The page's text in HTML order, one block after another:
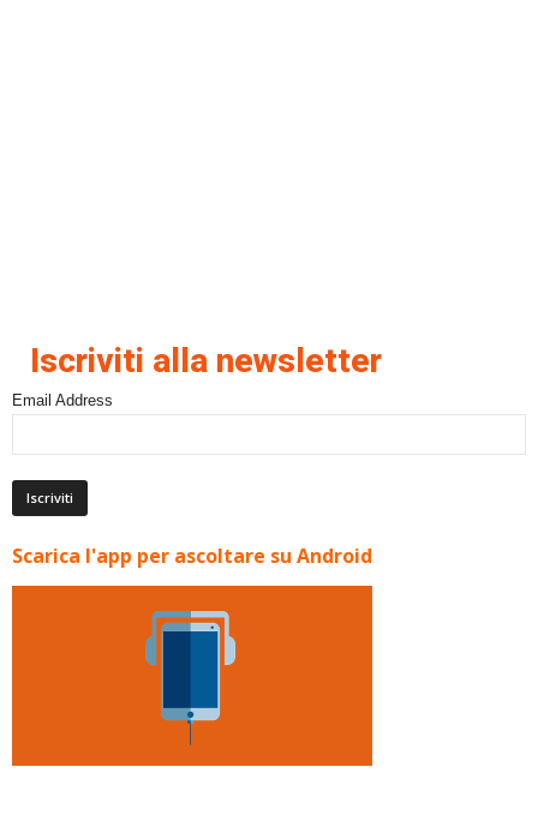
Iscriviti alla newsletter
Email Address
Scarica l'app per ascoltare su Android